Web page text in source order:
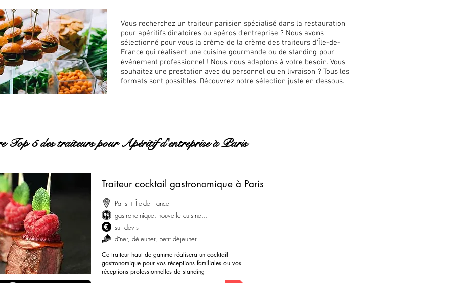
Vous recherchez un traiteur parisien spécialisé dans la restauration
pour apéritifs dinatoires ou apéros d'entreprise ? Nous avons
sélectionné pour vous la crème de la crème des traiteurs d'Île-de-
France qui réalisent une cuisine gourmande ou de standing pour
événement professionnel ! Nous nous adaptons à votre besoin. Vous
souhaitez une prestation avec du personnel ou en livraison ? Tous les
formats sont possibles. Découvrez notre sélection juste en dessous.
Top 5 des traiteurs pour Apéritif d'entreprise à Paris
Traiteur cocktail gastronomique à Paris
Paris + Île-de-France
gastronomique, nouvelle cuisine...
sur devis
dîner, déjeuner, petit déjeuner
Ce traiteur haut de gamme réalisera un cocktail
gastronomique pour vos réceptions familiales ou vos
réceptions professionnelles de standing